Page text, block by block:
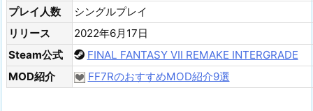
プレイ人数
シングルプレイ
リリース
2022年6月17日
Steam公式
FINAL FANTASY VII REMAKE INTERGRADE
MOD紹介
FF7RのおすすめMOD紹介9選